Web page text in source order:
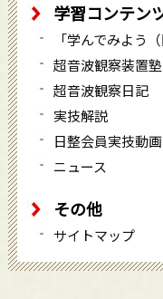
学習コンテン
「学んでみよう
超音波観察装置塾
超音波観察日記
実技解説
日整会員実技動画
ニュース
その他
サイトマップ